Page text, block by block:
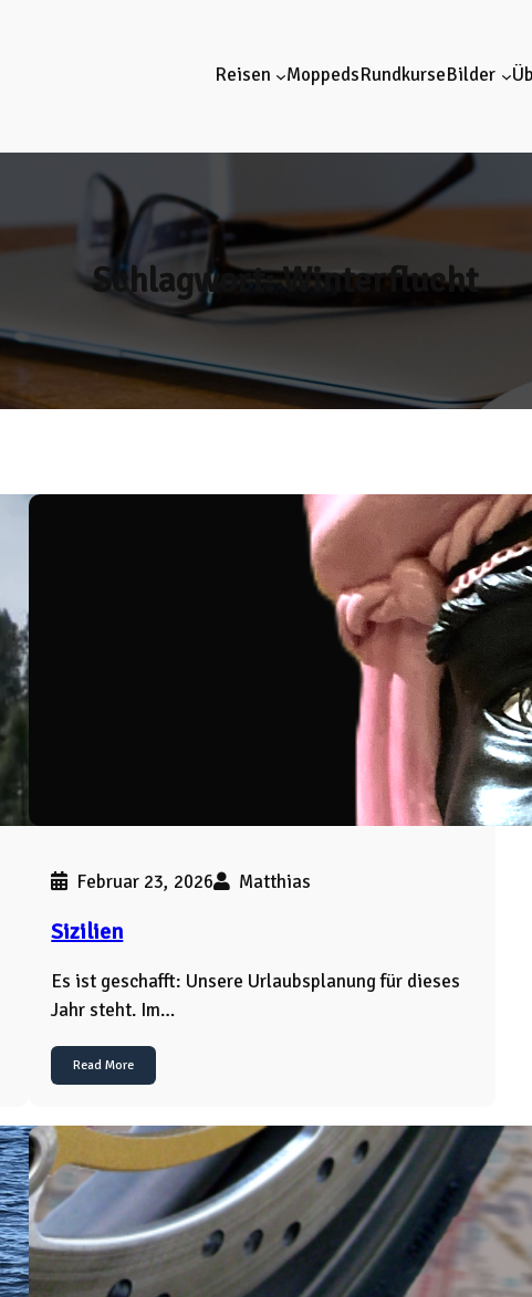
Reisen MoppedsRundkurseBilder
Schlagwort:Winterflucht
Februar 23, 2026 Matthias
Sizilien
Es ist geschafft: Unsere Urlaubsplanung für dieses
Jahr steht. Im…
Read More